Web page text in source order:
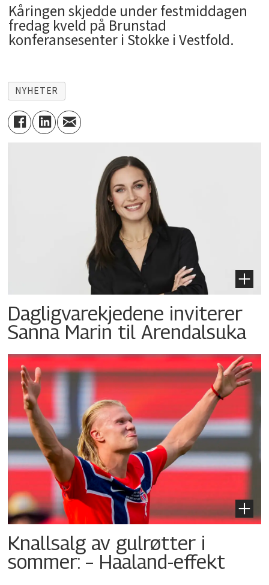
Kåringen skjedde under festmiddagen
fredag kveld på Brunstad
konferansesenter i Stokke i Vestfold.
NYHETER
Dagligvarekjedene inviterer
Sanna Marin til Arendalsuka
Knallsalg av gulrøtter i
sommer: – Haaland-effekt